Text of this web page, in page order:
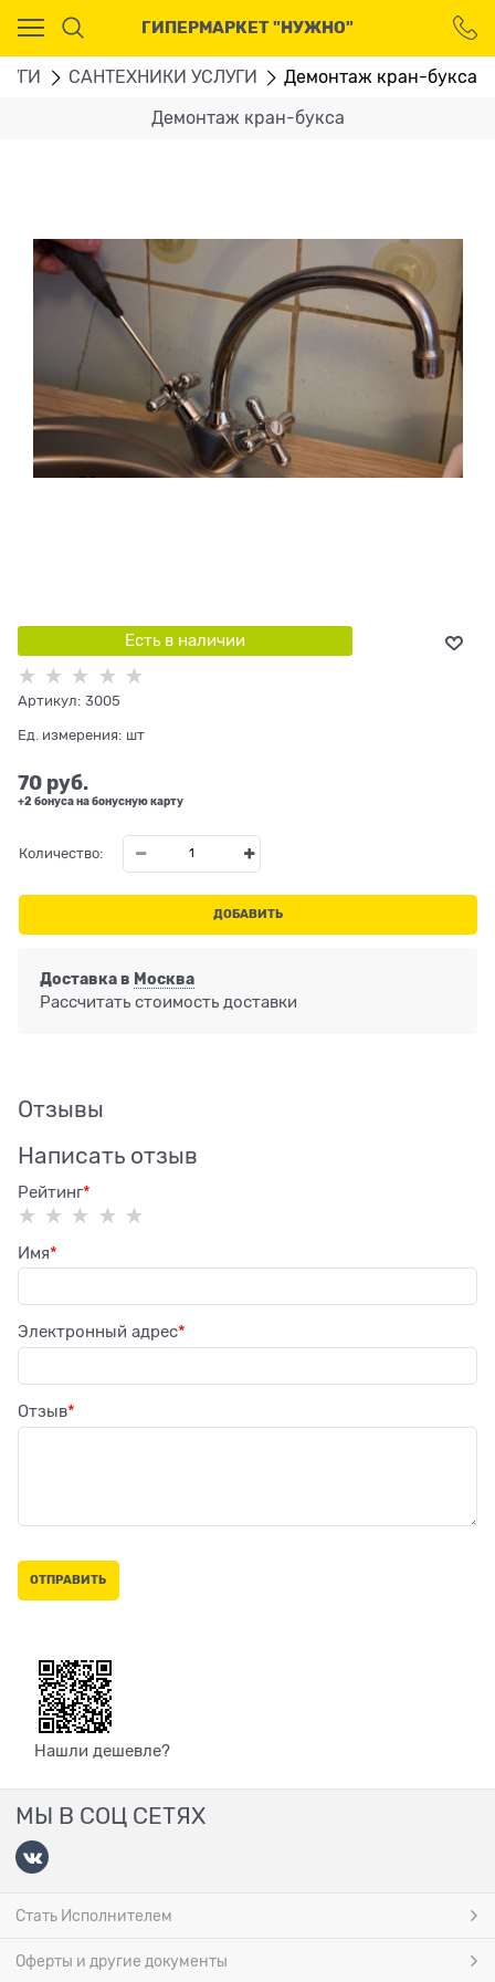
ГИПЕРМАРКЕТ "НУЖНО"
CАНТЕХНИКИ УСЛУГИ Демонтаж кран-букса
Демонтаж кран-букса
Есть в наличии
Артикул: 3005
Ед. измерения: шт
70 руб.
+2 бонуса на бонусную карту
Количество:
ДОБАВИТЬ
Доставка в Москва
Рассчитать стоимость доставки
Отзывы
Написать отзыв
Рейтинг
Имя
Электронный адрес
Отзыв
Нашли дешевле?
МЫ В СОЦ СЕТЯХ
Стать Исполнителем
Оферты и другие документы
Ваш город - Москва,
угадали?
ДА НЕТ